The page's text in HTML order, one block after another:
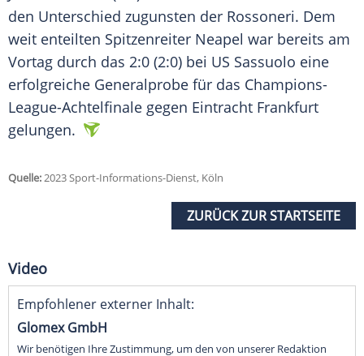
den Unterschied zugunsten der Rossoneri. Dem
weit enteilten Spitzenreiter Neapel war bereits am
Vortag durch das 2:0 (2:0) bei US Sassuolo eine
erfolgreiche Generalprobe für das Champions-
League-Achtelfinale gegen Eintracht Frankfurt
gelungen.
Quelle:2023 Sport-Informations-Dienst, Köln
ZURÜCK ZUR STARTSEITE
Video
Empfohlener externer Inhalt:
Glomex GmbH
Wir benötigen Ihre Zustimmung, um den von unserer Redaktion